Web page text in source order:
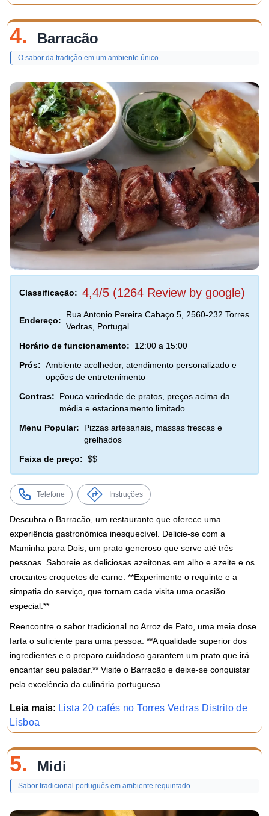
4. Barracão
O sabor da tradição em um ambiente único
Classificação: 4,4/5 (1264 Review by google)
Endereço:
Rua Antonio Pereira Cabaço 5, 2560-232 Torres
Vedras, Portugal
Horário de funcionamento:
12:00 a 15:00
Prós: Ambiente acolhedor, atendimento personalizado e
opções de entretenimento
Contras:
Pouca variedade de pratos, preços acima da
média e estacionamento limitado
Menu Popular:
Pizzas artesanais, massas frescas e
grelhados
Faixa de preço: $$
Telefone Instruções
Descubra o Barracão, um restaurante que oferece uma
experiência gastronômica inesquecível. Delicie-se com a
Maminha para Dois, um prato generoso que serve até três
pessoas. Saboreie as deliciosas azeitonas em alho e azeite e os
crocantes croquetes de carne. **Experimente o requinte e a
simpatia do serviço, que tornam cada visita uma ocasião
especial.**
Reencontre o sabor tradicional no Arroz de Pato, uma meia dose
farta o suficiente para uma pessoa. **A qualidade superior dos
ingredientes e o preparo cuidadoso garantem um prato que irá
encantar seu paladar.** Visite o Barracão e deixe-se conquistar
pela excelência da culinária portuguesa.
Leia mais: Lista 20 cafés no Torres Vedras Distrito de
Lisboa
5. Midi
Sabor tradicional português em ambiente requintado.